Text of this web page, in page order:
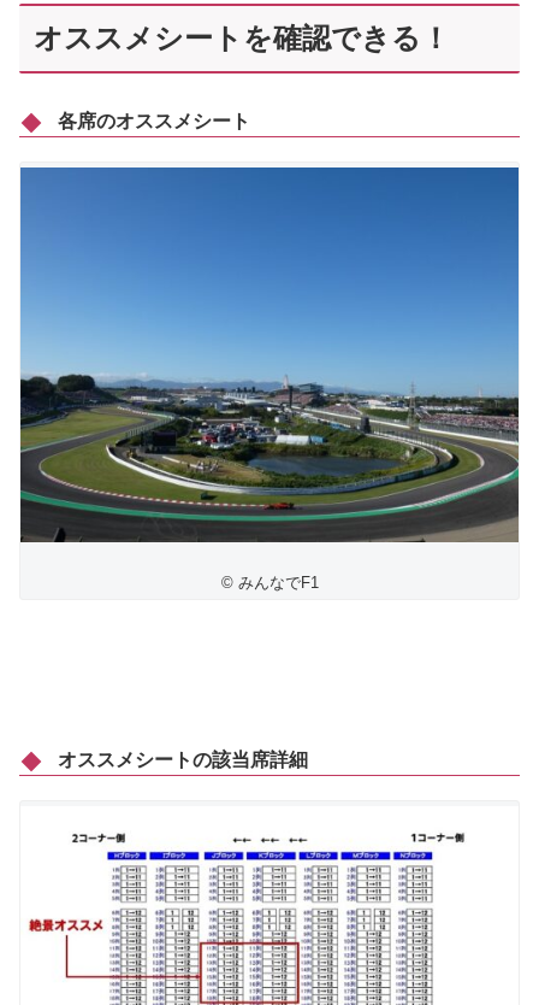
オススメシートを確認できる！
各席のオススメシート
© みんなでF1
オススメシートの該当席詳細